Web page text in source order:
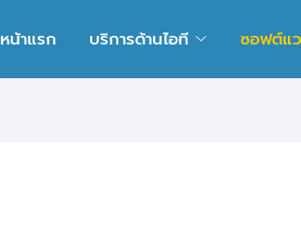
หน้าแรก บริการด้านไอที ซอฟต์แ